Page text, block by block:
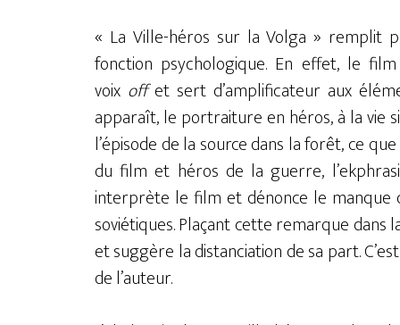
« La Ville-héros sur la Volga » remplit
fonction psychologique. En effet, le
voix offet sert d’amplificateur aux
apparaît, le portraiture en héros, à la vie
l’épisode de la source dans la forêt, ce
du film et héros de la guerre,
interprète le film et dénonce le manque
soviétiques. Plaçant cette remarque
et suggère la distanciation de sa part.
de l’auteur.